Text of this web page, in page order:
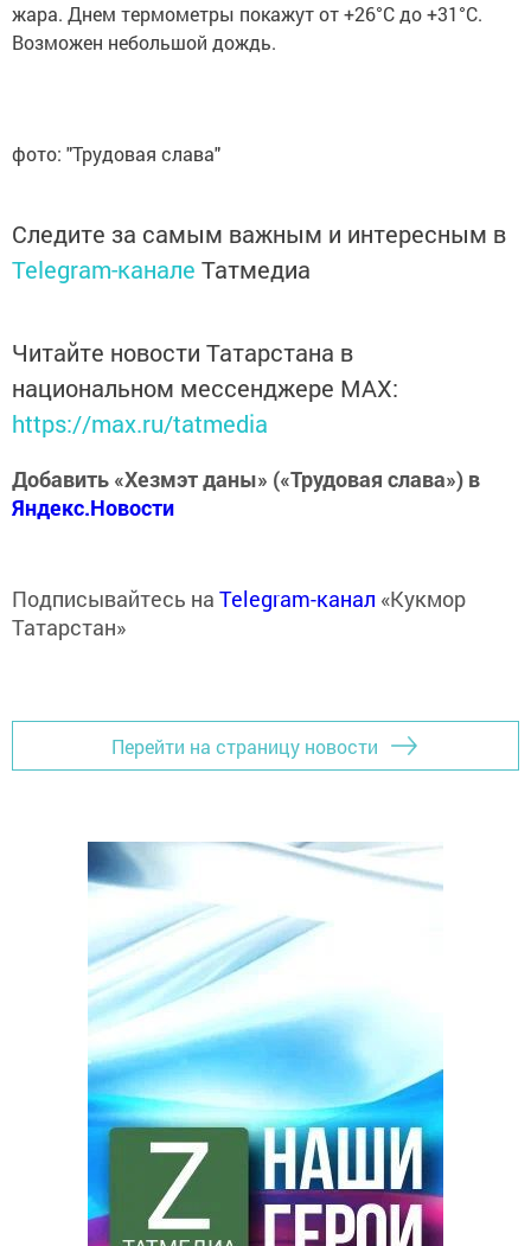
жара. Днем термометры покажут от +26°С до +31°С.
Возможен небольшой дождь.
фото: "Трудовая слава"
Следите за самым важным и интересным в
Telegram-канале Татмедиа
Читайте новости Татарстана в
национальном мессенджере MАХ:
https://max.ru/tatmedia
Добавить «Хезмэт даны» («Трудовая слава») в
Яндекс.Новости
Подписывайтесь на Telegram-канал «Кукмор
Татарстан»
Перейти на страницу новости